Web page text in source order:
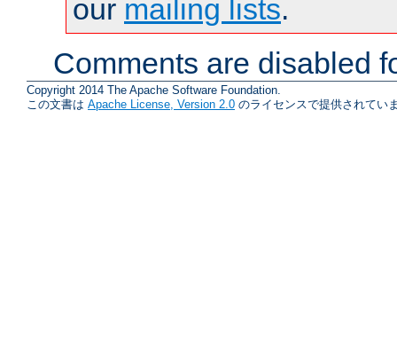
our mailing lists.
Comments are disabled
Copyright 2014 The Apache Software Foundation.
この文書は Apache License, Version 2.0 のライセンスで提供されてい